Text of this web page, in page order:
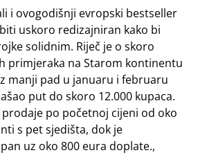
i ovogodišnji evropski bestseller
uskoro redizajniran kako bi
solidnim. Riječ je o skoro
primjeraka na Starom kontinentu
manji pad u januaru i februaru
put do skoro 12.000 kupaca.
prodaje po početnoj cijeni od oko
s pet sjedišta, dok je
uz oko 800 eura doplate.,